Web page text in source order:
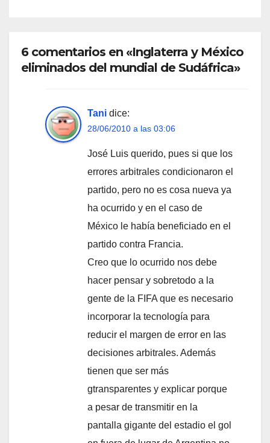
6 comentarios en «Inglaterra y México
eliminados del mundial de Sudáfrica»
Tani dice:
28/06/2010 a las 03:06
José Luis querido, pues si que los
errores arbitrales condicionaron el
partido, pero no es cosa nueva ya
ha ocurrido y en el caso de
México le había beneficiado en el
partido contra Francia.
Creo que lo ocurrido nos debe
hacer pensar y sobretodo a la
gente de la FIFA que es necesario
incorporar la tecnología para
reducir el margen de error en las
decisiones arbitrales. Además
tienen que ser más
gtransparentes y explicar porque
a pesar de transmitir en la
pantalla gigante del estadio el gol